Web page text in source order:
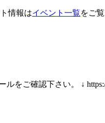
情報はイベント一覧をご
をご確認下さい。 ↓ https://